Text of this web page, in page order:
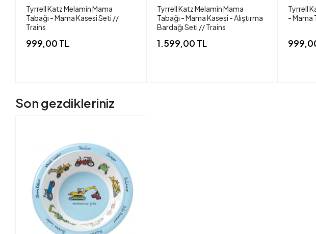
Tyrrell Katz Melamin Mama
Tabağı - Mama Kasesi Seti //
Trains
999,00 TL
Tyrrell Katz Melamin Mama
Tabağı - Mama Kasesi - Alıştırma
Bardağı Seti // Trains
1.599,00 TL
Tyrrell
- Mama
Son gezdikleriniz